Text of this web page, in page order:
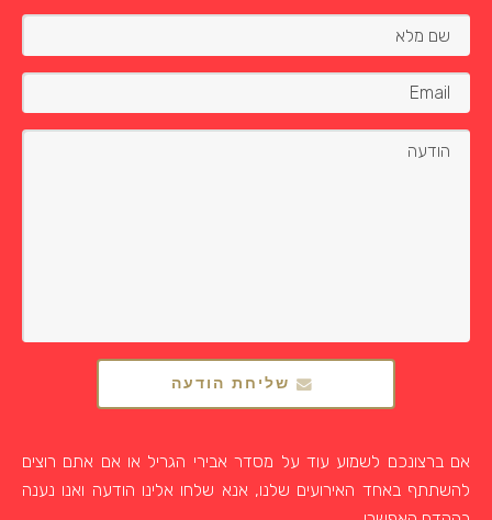
שליחת הודעה
אם ברצונכם לשמוע עוד על מסדר אבירי הגריל או אם אתם רוצים
להשתתף באחד האירועים שלנו, אנא שלחו אלינו הודעה ואנו נענה